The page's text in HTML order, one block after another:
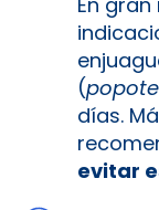
(popote
días.
evitar